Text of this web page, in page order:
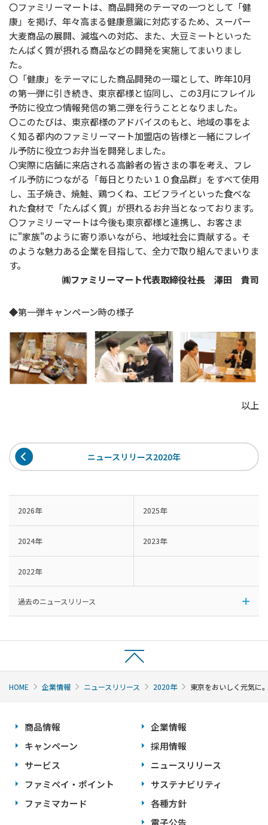
〇ファミリーマートは、商品開発のテーマの一つとして「健
康」を掲げ、年々高まる健康意識に対応するため、スーパー
大麦商品の展開、減塩への対応、また、大豆ミートといった
たんぱく質が摂れる商品などの開発を実施してまいりまし
た。
〇「健康」をテーマにした商品開発の一環として、昨年10月
の第一弾に引き続き、東京都様と協同し、この3月にフレイル
予防に役立つ情報発信の第二弾を行うこととなりました。
〇このたびは、東京都様のアドバイスのもと、地域の事をよ
く知る都内のファミリーマート加盟店の皆様と一緒にフレイ
ル予防に役立つお弁当を開発しました。
〇実際に店舗に来店される高齢者の皆さまの事を考え、フレ
イル予防につながる「毎日とりたい１０食品群」をすべて使用
し、玉子焼き、焼鮭、鶏つくね、エビフライといった食べな
れた食材で「たんぱく質」が摂れるお弁当となっております。
〇ファミリーマートは今後も東京都様と連携し、お客さま
に"家族"のように寄り添いながら、地域社会に貢献する。そ
のような魅力ある企業を目指して、全力で取り組んでまいりま
す。
㈱ファミリーマート代表取締役社長 澤田 貴司
◆第一弾キャンペーン時の様子
以上
ニュースリリース2020年
2026年 2025年
2024年 2023年
2022年
過去のニュースリリース
HOME 企業情報 ニュースリリース 2020年 東京をおいしく元気に
商品情報
キャンペーン
サービス
ファミペイ・ポイント
ファミマカード
企業情報
採用情報
ニュースリリース
サステナビリティ
各種方針
電子公告